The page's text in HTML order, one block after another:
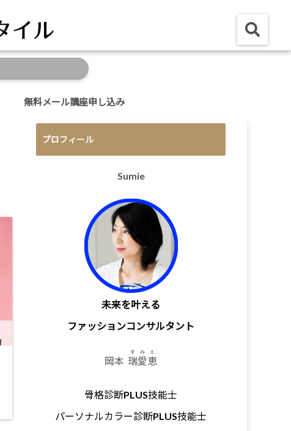
無料メール講座申し込み
プロフィール
Sumie
未来を叶える
ファッションコンサルタント
岡本 瑞愛恵
すみえ
骨格診断PLUS技能士
パーソナルカラー診断PLUS技能士